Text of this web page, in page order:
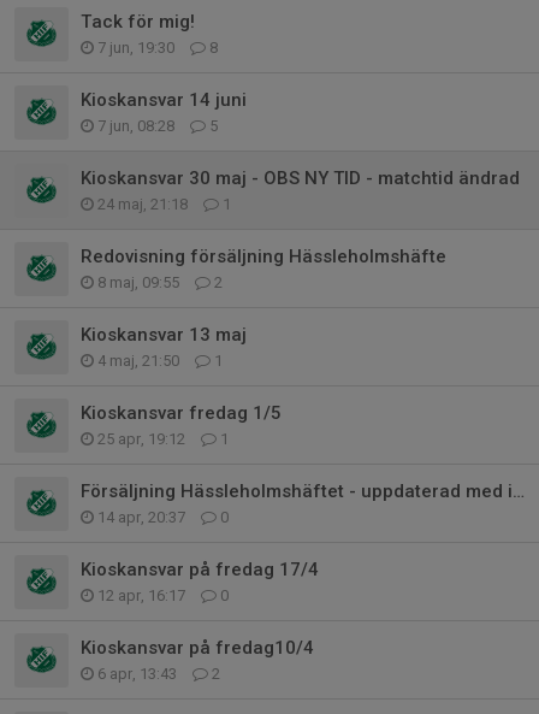
Tack för mig!
7 jun, 19:30 8
Kioskansvar 14 juni
7 jun, 08:28 5
Kioskansvar 30 maj - OBS NY TID - matchtid ändrad
24 maj, 21:18 1
Redovisning försäljning Hässleholmshäfte
8 maj, 09:55 2
Kioskansvar 13 maj
4 maj, 21:50 1
Kioskansvar fredag 1/5
25 apr, 19:12 1
Försäljning Hässleholmshäftet - uppdaterad med info om rabatterna
14 apr, 20:37 0
Kioskansvar på fredag 17/4
12 apr, 16:17 0
Kioskansvar på fredag10/4
6 apr, 13:43 2